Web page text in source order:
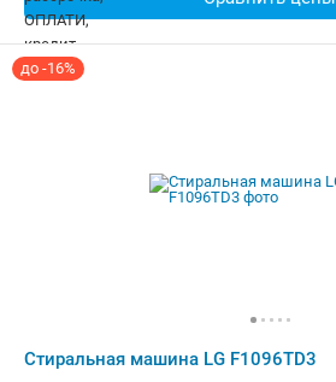
до -16%
Стиральная машина LG F1096TD3